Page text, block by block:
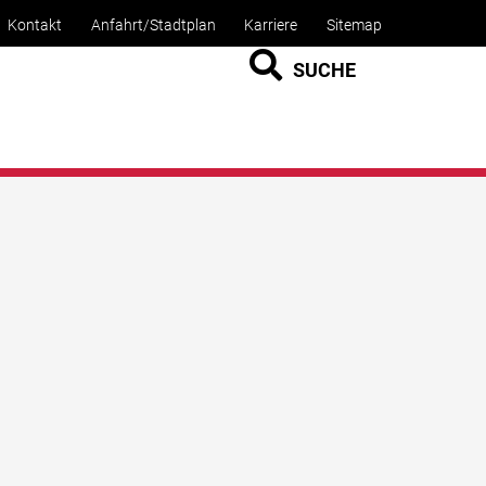
Kontakt Anfahrt/Stadtplan Karriere Sitemap
SUCHE